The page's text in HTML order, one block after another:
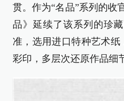
贯。作为“名品”系列的收
品》延续了该系列的珍
准，选用进口特种艺术
彩印，多层次还原作品细